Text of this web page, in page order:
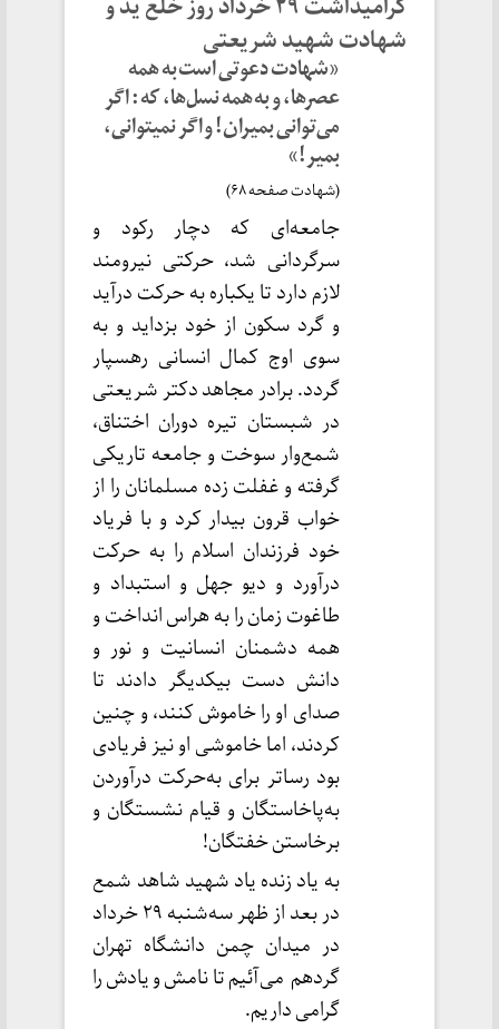
شهادت شهید شریعتی
«شهادت دعوتی است به همه
عصرها، و به همه نسل‌ها، که : اگر
می‌توانی بمیران! و اگر نمیتوانی،
بمیر!»
(شهادت صفحه ۶۸)
جامعه‌ای که دچار رکود و
سرگردانی شد، حرکتی نیرومند
لازم دارد تا یکباره به حرکت درآید
و گرد سکون از خود بزداید و به
سوی اوج کمال انسانی رهسپار
گردد. برادر مجاهد دکتر شریعتی
در شبستان تیره دوران اختناق،
شمع‌وار سوخت و جامعه تاریکی
گرفته و غفلت زده مسلمانان را از
خواب قرون بیدار کرد و با فریاد
خود فرزندان اسلام را به حرکت
درآورد و دیو جهل و استبداد و
طاغوت زمان را به هراس انداخت و
همه دشمنان انسانیت و نور و
دانش دست بیکدیگر دادند تا
صدای او را خاموش کنند، و چنین
کردند، اما خاموشی او نیز فریادی
بود رساتر برای به‌حرکت درآوردن
به‌پاخاستگان و قیام نشستگان و
برخاستن خفتگان!
به یاد زنده یاد شهید شاهد شمع
در بعد از ظهر سه‌شنبه ۲۹ خرداد
در میدان چمن دانشگاه تهران
گردهم می‌آئیم تا نامش و یادش را
گرامی داریم.